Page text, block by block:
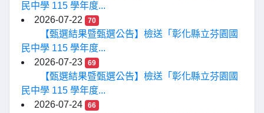
民中學 115 學年度...
2026-07-22
70
【甄選結果暨甄選公告】檢送「彰化縣立芬園國
民中學 115 學年度...
2026-07-23
69
【甄選結果暨甄選公告】檢送「彰化縣立芬園國
民中學 115 學年度...
2026-07-24
66